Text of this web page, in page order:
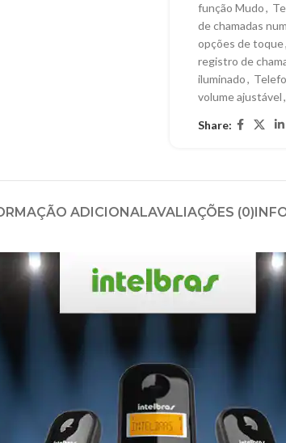
função Mudo,
de chamadas
opções de toque,
registro de
iluminado,
volume ajustável,
Share:
ADICIONALAVALIAÇÕES (0)